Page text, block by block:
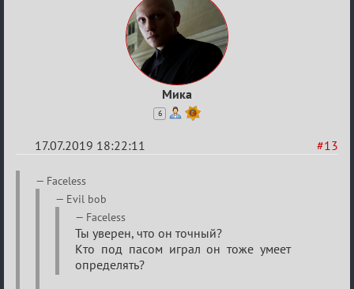
Мика
6
#13
17.07.2019 18:22:11
Re:
Кальк
Faceless
Evil bob
Faceless
Ты уверен, что он точный?
Кто под пасом играл он тоже умеет
определять?